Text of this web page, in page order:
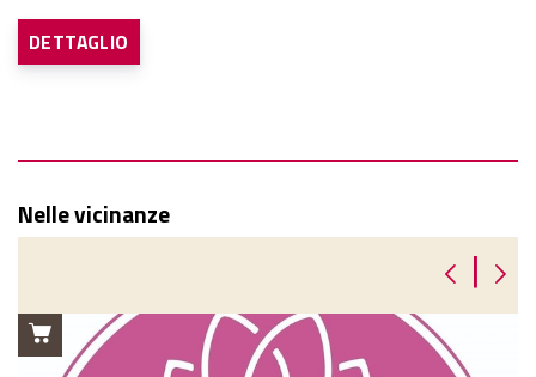
DETTAGLIO
Nelle vicinanze
|